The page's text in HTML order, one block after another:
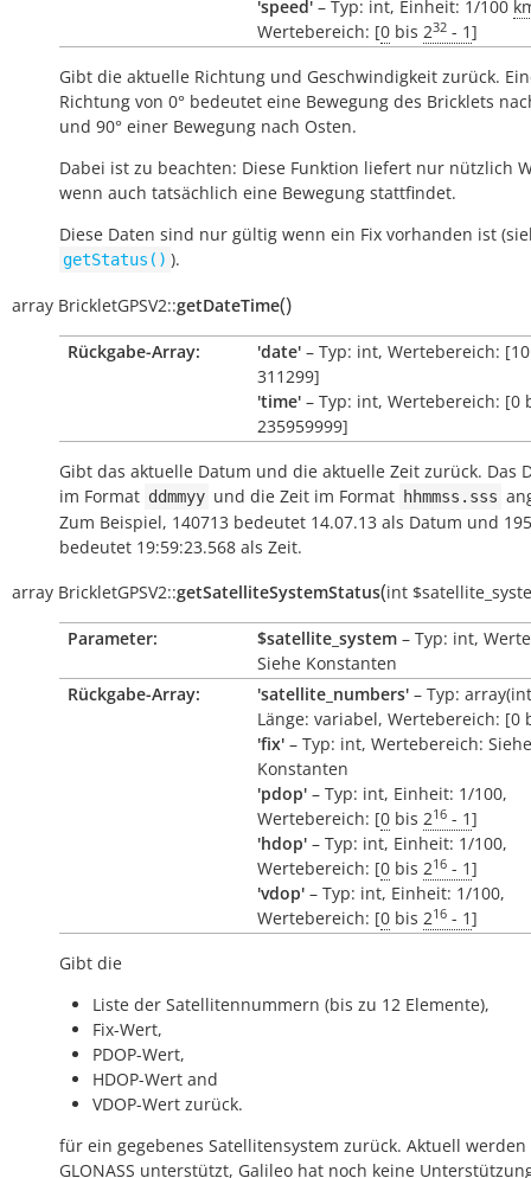
'speed' – Typ: int, Einheit: 1/100
Wertebereich: [0 bis 232 - 1]
Gibt die aktuelle Richtung und Geschwindigkeit zurück.
Richtung von 0° bedeutet eine Bewegung des Bricklets
und 90° einer Bewegung nach Osten.
Dabei ist zu beachten: Diese Funktion liefert nur nützlich
wenn auch tatsächlich eine Bewegung stattfindet.
Diese Daten sind nur gültig wenn ein Fix vorhanden ist
getStatus() ).
array BrickletGPSV2::getDateTime()
Rückgabe-Array: 'date' – Typ: int, Wertebereich:
311299]
'time' – Typ: int, Wertebereich: [0
235959999]
Gibt das aktuelle Datum und die aktuelle Zeit zurück. Das
im Format ddmmyy und die Zeit im Format hhmmss.sss
Zum Beispiel, 140713 bedeutet 14.07.13 als Datum und
bedeutet 19:59:23.568 als Zeit.
array BrickletGPSV2::getSatelliteSystemStatus(int
Parameter: $satellite_system – Typ: int,
Siehe Konstanten
Rückgabe-Array:
'satellite_numbers' – Typ:
Länge: variabel, Wertebereich: [0
'fix' – Typ: int, Wertebereich: Siehe
Konstanten
'pdop' – Typ: int, Einheit: 1/100,
Wertebereich: [0 bis 216 - 1]
'hdop' – Typ: int, Einheit: 1/100,
Wertebereich: [0 bis 216 - 1]
'vdop' – Typ: int, Einheit: 1/100,
Wertebereich: [0 bis 216 - 1]
Gibt die
Liste der Satellitennummern (bis zu 12 Elemente),
Fix-Wert,
PDOP-Wert,
HDOP-Wert and
VDOP-Wert zurück.
für ein gegebenes Satellitensystem zurück. Aktuell werden
GLONASS unterstützt, Galileo hat noch keine